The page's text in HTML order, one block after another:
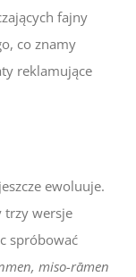
fajny
co znamy
reklamujące
ewoluuje.
trzy wersje
spróbować
miso-rāmen